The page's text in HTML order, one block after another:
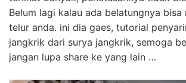
Belum lagi kalau ada belatungnya bisa
telur anda. ini dia gaes, tutorial
jangkrik dari surya jangkrik, semoga
jangan lupa share ke yang lain …